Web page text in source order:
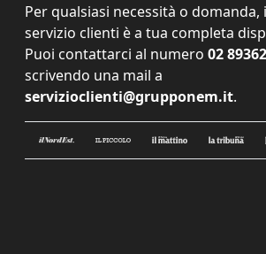
Per qualsiasi necessità o
servizio clienti è a tua completa
Puoi contattarci al numero 02
scrivendo una mail a
servizioclienti@grupponem.it.